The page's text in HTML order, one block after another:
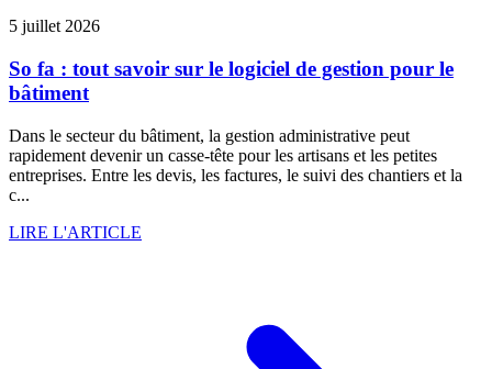
5 juillet 2026
So fa : tout savoir sur le logiciel de gestion pour le
bâtiment
Dans le secteur du bâtiment, la gestion administrative peut
rapidement devenir un casse-tête pour les artisans et les petites
entreprises. Entre les devis, les factures, le suivi des chantiers et la
c...
LIRE L'ARTICLE